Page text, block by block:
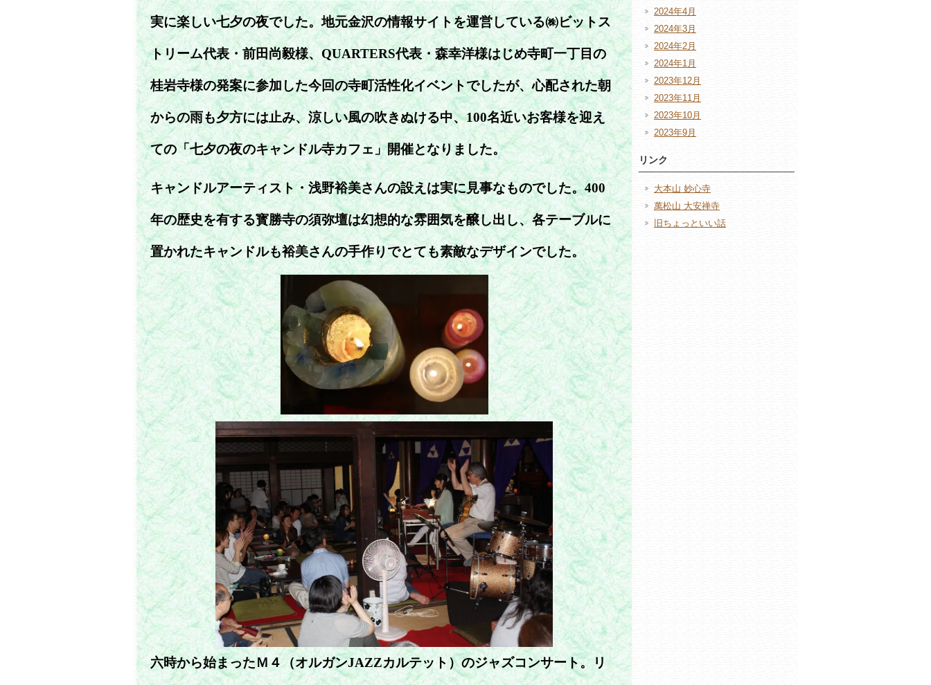
実に楽しい七夕の夜でした。地元金沢の情報サイトを運営している㈱ビットス
トリーム代表・前田尚毅様、QUARTERS代表・森幸洋様はじめ寺町一丁目の
桂岩寺様の発案に参加した今回の寺町活性化イベントでしたが、心配された朝
からの雨も夕方には止み、涼しい風の吹きぬける中、100名近いお客様を迎え
ての「七夕の夜のキャンドル寺カフェ」開催となりました。
キャンドルアーティスト・浅野裕美さんの設えは実に見事なものでした。400
年の歴史を有する寳勝寺の須弥壇は幻想的な雰囲気を醸し出し、各テーブルに
置かれたキャンドルも裕美さんの手作りでとても素敵なデザインでした。
六時から始まったＭ４（オルガンJAZZカルテット）のジャズコンサート。リ
2024年4月
2024年3月
2024年2月
2024年1月
2023年12月
2023年11月
2023年10月
2023年9月
リンク
大本山 妙心寺
萬松山 大安禅寺
旧ちょっといい話